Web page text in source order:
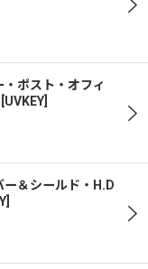
ポスト・オフィ
UVKEY
＆シールド・H.D